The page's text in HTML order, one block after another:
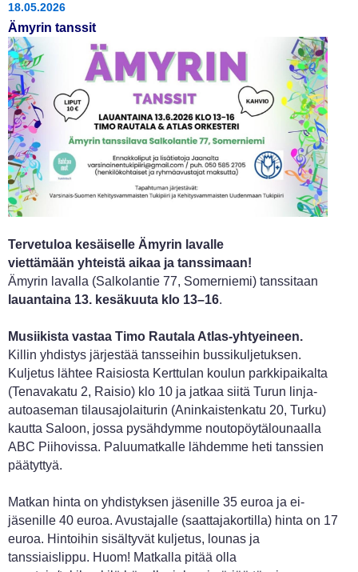
18.05.2026
Ämyrin tanssit
Tervetuloa kesäiselle Ämyrin lavalle
viettämään yhteistä aikaa ja tanssimaan!
Ämyrin lavalla (Salkolantie 77, Somerniemi) tanssitaan
lauantaina 13. kesäkuuta klo 13–16.
Musiikista vastaa Timo Rautala Atlas-yhtyeineen.
Killin yhdistys järjestää tansseihin bussikuljetuksen.
Kuljetus lähtee Raisiosta Kerttulan koulun parkkipaikalta
(Tenavakatu 2, Raisio) klo 10 ja jatkaa siitä Turun linja-
autoaseman tilausajolaiturin (Aninkaistenkatu 20, Turku)
kautta Saloon, jossa pysähdymme noutopöytälounaalla
ABC Piihovissa. Paluumatkalle lähdemme heti tanssien
päätyttyä.
Matkan hinta on yhdistyksen jäsenille 35 euroa ja ei-
jäsenille 40 euroa. Avustajalle (saattajakortilla) hinta on 17
euroa. Hintoihin sisältyvät kuljetus, lounas ja
tanssiaislippu. Huom! Matkalla pitää olla